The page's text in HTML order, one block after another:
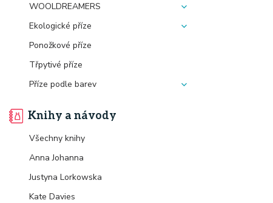
WOOLDREAMERS
Ekologické příze
Ponožkové příze
Třpytivé příze
Příze podle barev
Knihy a návody
Všechny knihy
Anna Johanna
Justyna Lorkowska
Kate Davies